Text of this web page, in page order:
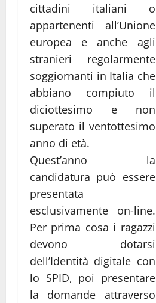
cittadini italiani o
appartenenti all’Unione
europea e anche agli
stranieri regolarmente
soggiornanti in Italia che
abbiano compiuto il
diciottesimo e non
superato il ventottesimo
anno di età.
Quest’anno la
candidatura può essere
presentata
esclusivamente on-line.
Per prima cosa i ragazzi
devono dotarsi
dell’Identità digitale con
lo SPID, poi presentare
la domande attraverso